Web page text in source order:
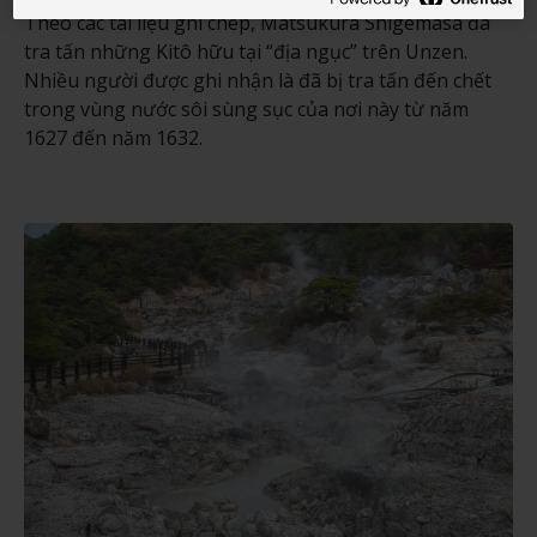
Theo các tài liệu ghi chép, Matsukura Shigemasa đã
tra tấn những Kitô hữu tại “địa ngục” trên Unzen.
Nhiều người được ghi nhận là đã bị tra tấn đến chết
trong vùng nước sôi sùng sục của nơi này từ năm
1627 đến năm 1632.